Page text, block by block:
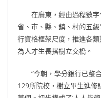
在廣東，經由過程數
省、市、縣、鎮、村的五
行資格框架尺度，推進各
為人才生長搭樹立交橋。
“今朝，學分銀行已整
129所院校，樹立畢生進